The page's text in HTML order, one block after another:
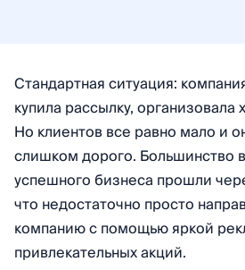
Стандартная ситуация:
купила рассылку,
Но клиентов все равно мало и
слишком дорого. Большинство
успешного бизнеса прошли
что недостаточно просто
компанию с помощью яркой
привлекательных акций.